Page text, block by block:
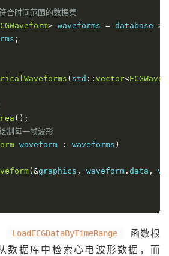
时间范围的数据集
> waveforms = database ->
;
( std :: vector<
();
制每一帧波形
waveform : waveforms )
(&graphics , waveform . data ,
LoadECGDataByTimeRange
函数根
数据库中检索心电波形数据，而